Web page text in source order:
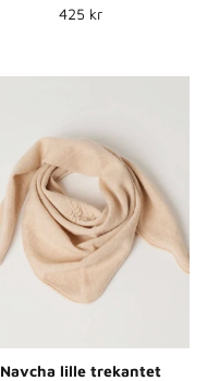
Normalpris
425 kr
Navcha lille trekantet